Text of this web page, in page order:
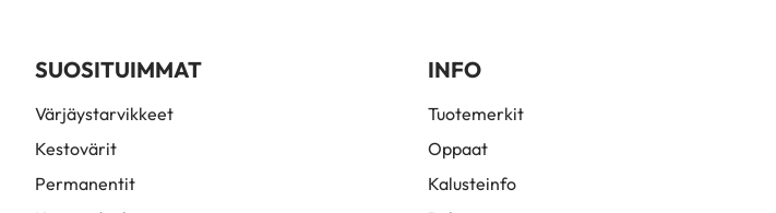
SUOSITUIMMAT
Värjäystarvikkeet
Kestovärit
Permanentit
INFO
Tuotemerkit
Oppaat
Kalusteinfo